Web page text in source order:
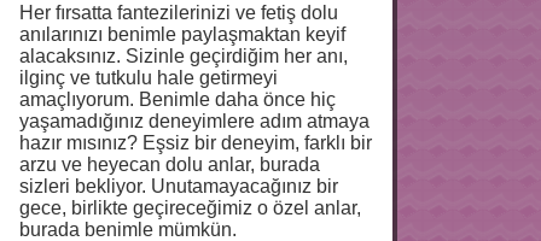
Her fırsatta fantezilerinizi ve fetiş dolu
anılarınızı benimle paylaşmaktan keyif
alacaksınız. Sizinle geçirdiğim her anı,
ilginç ve tutkulu hale getirmeyi
amaçlıyorum. Benimle daha önce hiç
yaşamadığınız deneyimlere adım atmaya
hazır mısınız? Eşsiz bir deneyim, farklı bir
arzu ve heyecan dolu anlar, burada
sizleri bekliyor. Unutamayacağınız bir
gece, birlikte geçireceğimiz o özel anlar,
burada benimle mümkün.